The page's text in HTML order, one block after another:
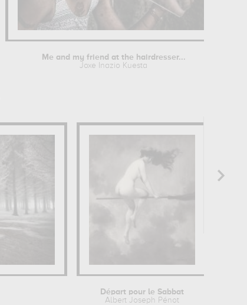
Me and my friend at the hairdresser...
Joxe Inazio Kuesta
Départ pour le Sabbat
Albert Joseph Pénot